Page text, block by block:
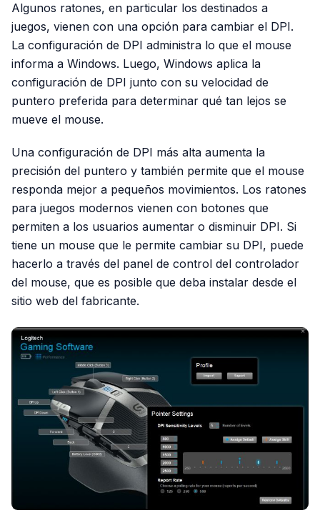
Algunos ratones, en particular los destinados a
juegos, vienen con una opción para cambiar el DPI.
La configuración de DPI administra lo que el mouse
informa a Windows. Luego, Windows aplica la
configuración de DPI junto con su velocidad de
puntero preferida para determinar qué tan lejos se
mueve el mouse.
Una configuración de DPI más alta aumenta la
precisión del puntero y también permite que el mouse
responda mejor a pequeños movimientos. Los ratones
para juegos modernos vienen con botones que
permiten a los usuarios aumentar o disminuir DPI. Si
tiene un mouse que le permite cambiar su DPI, puede
hacerlo a través del panel de control del controlador
del mouse, que es posible que deba instalar desde el
sitio web del fabricante.